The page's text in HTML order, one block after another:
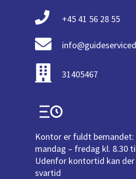
+45 41 56 28 55
31405467
Kontor er fuldt bemandet:
mandag – fredag kl. 8.30
Udenfor kontortid kan
svartid